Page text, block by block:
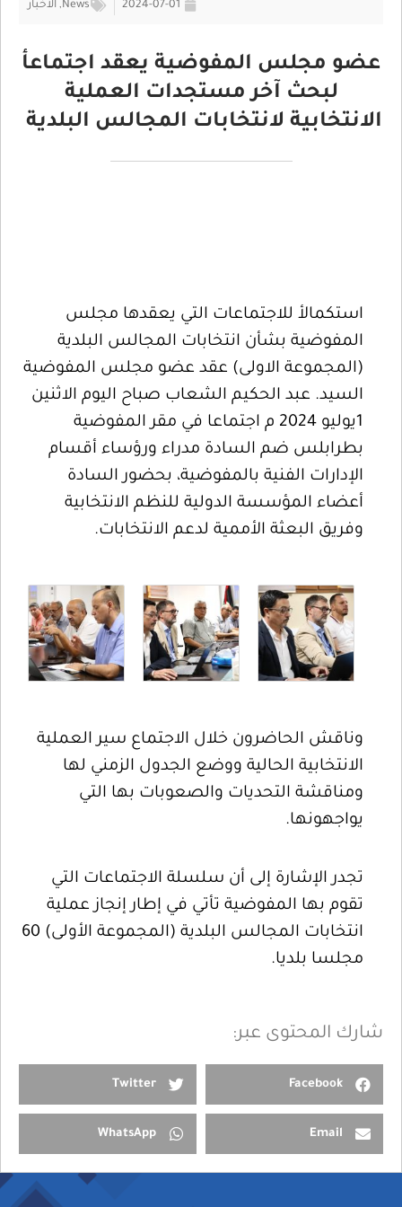
2024-07-01
News
, الأخبار
عضو مجلس المفوضية يعقد اجتماعأ
لبحث آخر مستجدات العملية
الانتخابية لانتخابات المجالس البلدية
استكمالأ للاجتماعات التي يعقدها مجلس
المفوضية بشأن انتخابات المجالس البلدية
(المجموعة الاولى) عقد عضو مجلس المفوضية
السيد. عبد الحكيم الشعاب صباح اليوم الاثنين
1يوليو 2024 م اجتماعا في مقر المفوضية
بطرابلس ضم السادة مدراء ورؤساء أقسام
الإدارات الفنية بالمفوضية، بحضور السادة
أعضاء المؤسسة الدولية للنظم الانتخابية
وفريق البعثة الأممية لدعم الانتخابات.
وناقش الحاضرون خلال الاجتماع سير العملية
الانتخابية الحالية ووضع الجدول الزمني لها
ومناقشة التحديات والصعوبات بها التي
يواجهونها.
تجدر الإشارة إلى أن سلسلة الاجتماعات التي
تقوم بها المفوضية تأتي في إطار إنجاز عملية
انتخابات المجالس البلدية (المجموعة الأولى) 60
مجلسا بلديا.
شارك المحتوى عبر:
Facebook
Twitter
Email
WhatsApp